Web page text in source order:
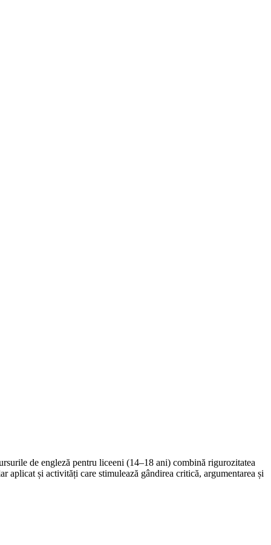
de engleză pentru liceeni (14–18 ani) combină rigurozitatea
aplicat și activități care stimulează gândirea critică, argumentarea și